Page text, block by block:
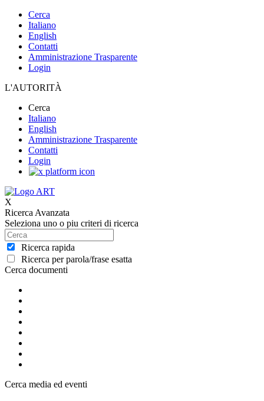
Cerca
Italiano
English
Contatti
Amministrazione Trasparente
Login
L'AUTORITÀ
Cerca
Italiano
English
Amministrazione Trasparente
Contatti
Login
X
Ricerca Avanzata
Seleziona uno o piu criteri di ricerca
Ricerca rapida
Ricerca per parola/frase esatta
Cerca documenti
Cerca media ed eventi